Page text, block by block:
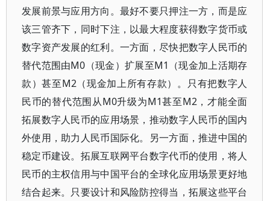
发展前景与应用方向。最好不要只押注一方，而是应
该三管齐下，同时下注，以最大程度获得数字货币或
数字资产发展的红利。一方面，尽快把数字人民币的
替代范围由M0（现金）扩展至M1（现金加上活期存
款）甚至M2（现金加上所有存款）。只有把数字人
民币的替代范围从M0升级为M1甚至M2，才能全面
拓展数字人民币的应用场景，推动数字人民币的国内
外使用，助力人民币国际化。另一方面，推进中国的
稳定币建设。拓展互联网平台数字代币的使用，将人
民币的主权信用与中国平台的全球化应用场景更好地
结合起来。只要设计和风险防控得当，拓展这些平台